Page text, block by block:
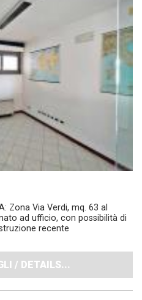
Zona Via Verdi, mq. 63 al
ad ufficio, con possibilità di
recente
/ DETAILS...